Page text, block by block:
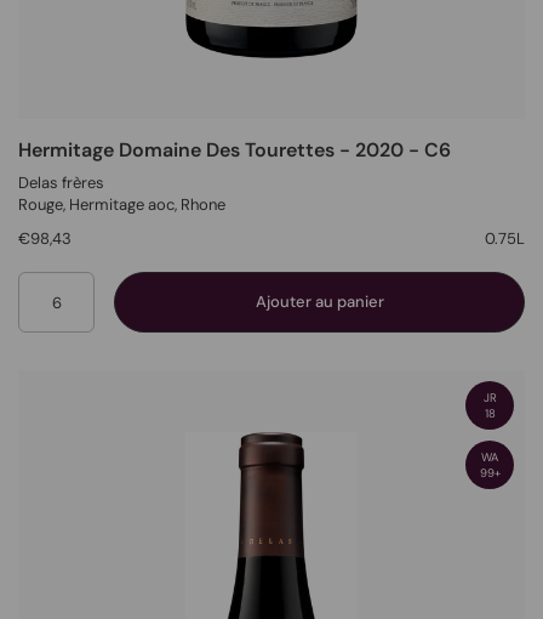
Hermitage Domaine Des Tourettes - 2020 - C6
Delas frères
Rouge, Hermitage aoc, Rhone
€98,43
0.75L
Quantité
Ajouter au panier
JR
18
WA
99+